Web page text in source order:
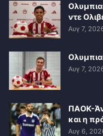
ντε
Αυγ 7,
Αυγ 7,
ΠΑΟΚ-
και η
Αυγ 6,